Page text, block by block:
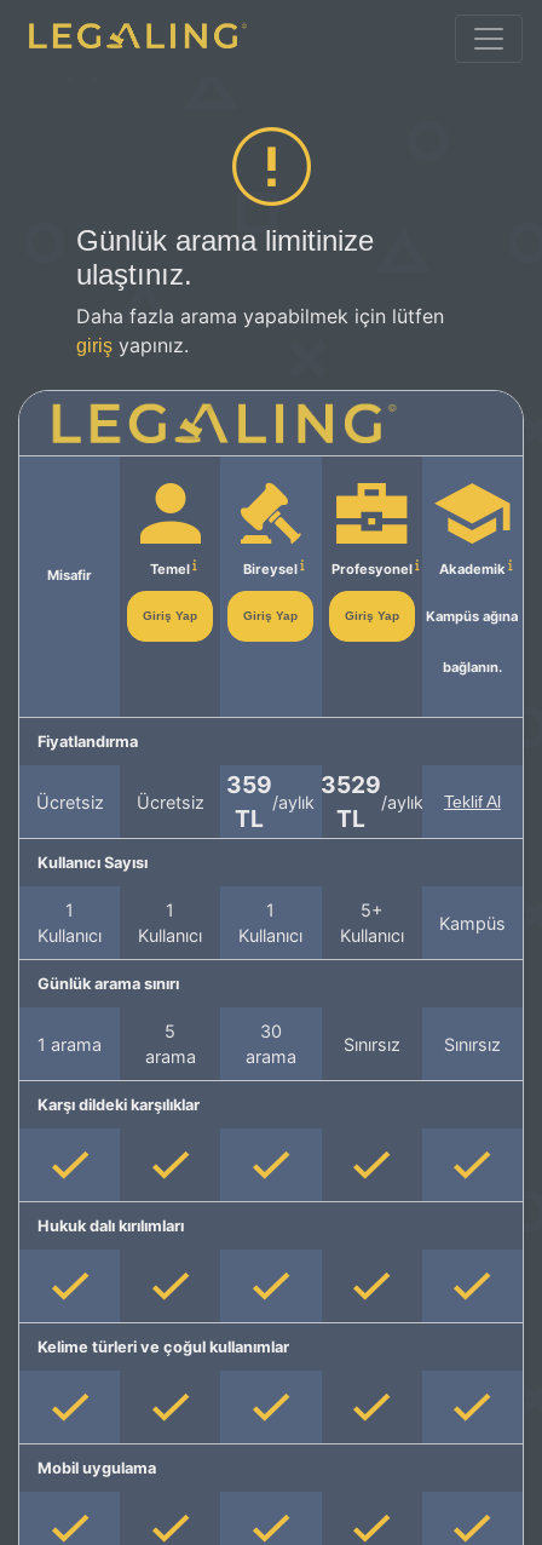
Günlük arama limitinize
ulaştınız.
Daha fazla arama yapabilmek için lütfen
giriş yapınız.
Misafir Temel
Giriş Yap
Bireysel
Giriş Yap
Profesyonel
Giriş Yap
Akademik
Kampüs ağına
bağlanın.
Fiyatlandırma
Ücretsiz Ücretsiz
359
TL
/aylık
3529
TL
/aylık Teklif Al
Kullanıcı Sayısı
1
Kullanıcı
1
Kullanıcı
1
Kullanıcı
5+
Kullanıcı
Kampüs
Günlük arama sınırı
1 arama
5
arama
30
arama
Sınırsız Sınırsız
Karşı dildeki karşılıklar
Hukuk dalı kırılımları
Kelime türleri ve çoğul kullanımlar
Mobil uygulama